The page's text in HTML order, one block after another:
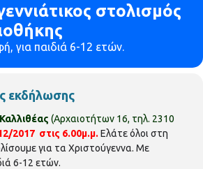
στολισμός
για παιδιά 6-12 ετών.
εκδήλωσης
(Αρχαιοτήτων 16, τηλ. 2310
2017 στις 6.00μ.μ. Ελάτε όλοι στη
για τα Χριστούγεννα. Με
6-12 ετών.